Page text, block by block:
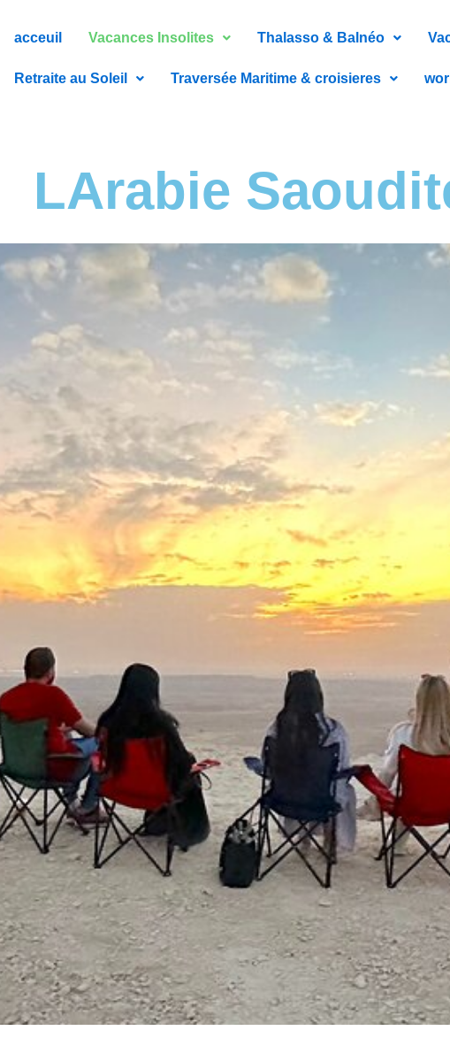
acceuil Vacances Insolites Thalasso & Balnéo
Retraite au Soleil Traversée Maritime & croisieres
LArabie